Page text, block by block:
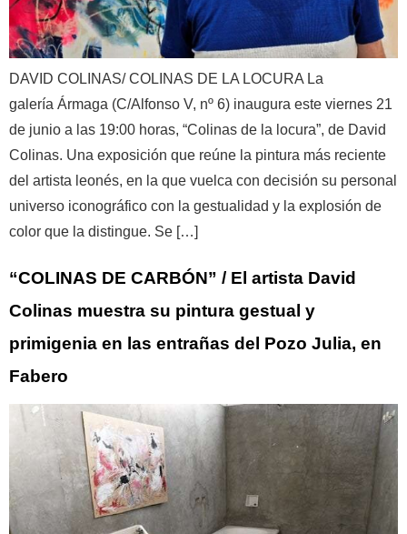
DAVID COLINAS/ COLINAS DE LA LOCURA La
galería Ármaga (C/Alfonso V, nº 6) inaugura este viernes 21
de junio a las 19:00 horas, “Colinas de la locura”, de David
Colinas. Una exposición que reúne la pintura más reciente
del artista leonés, en la que vuelca con decisión su personal
universo iconográfico con la gestualidad y la explosión de
color que la distingue. Se […]
“COLINAS DE CARBÓN” / El artista David
Colinas muestra su pintura gestual y
primigenia en las entrañas del Pozo Julia, en
Fabero